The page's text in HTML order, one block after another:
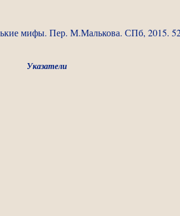
мифы. Пер. М.Малькова. СПб, 2015.
Указатели